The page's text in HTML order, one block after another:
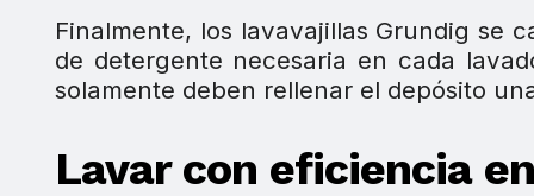
Finalmente, los lavavajillas Grundig se
de detergente necesaria en cada
solamente deben rellenar el depósito
Lavar con eficiencia